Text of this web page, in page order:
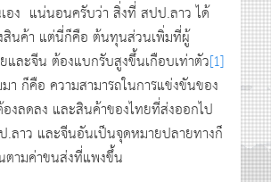
อง แน่นอนครับว่า สิ่งที่ สปป.ลาว ได้
นค้า แต่นี่ก็คือ ต้นทุนส่วนเพิ่มที่ผู้
และจีน ต้องแบกรับสูงขึ้นเกือบเท่าตัว[1]
า ก็คือ ความสามารถในการแข่งขันของ
งลดลง และสินค้าของไทยที่ส่งออกไป
.ลาว และจีนอันเป็นจุดหมายปลายทางก็
ตามค่าขนส่งที่แพงขึ้น